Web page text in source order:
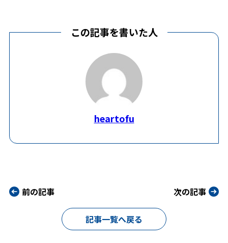
この記事を書いた人
heartofu
前の記事
記事一覧へ戻る
次の記事